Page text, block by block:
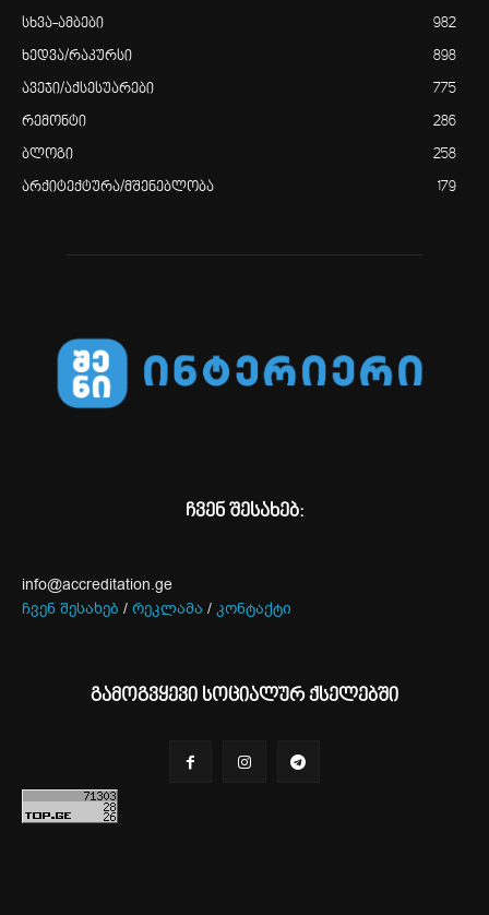
სხვა-ამბები 982
ხედვა/რაკურსი 898
ავეჯი/აქსესუარები 775
რემონტი 286
ბლოგი 258
არქიტექტურა/მშენებლობა 179
ჩვენ შესახებ:
info@accreditation.ge
ჩვენ შესახებ / რეკლამა / კონტაქტი
გამოგვყევი სოციალურ ქსელებში